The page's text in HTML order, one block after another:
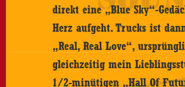
direkt eine „Blue Sky“-
Herz aufgeht. Trucks ist
„Real, Real Love“,
gleichzeitig mein
1/2-minütigen „Hall Of